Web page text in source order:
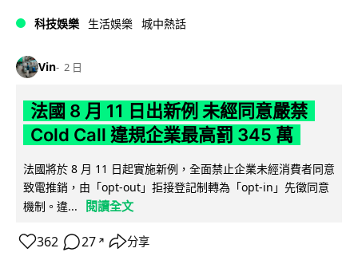
科技娛樂 生活娛樂 城中熱話
Vin 2 日
法國 8 月 11 日出新例 未經同意嚴禁
Cold Call 違規企業最高罰 345 萬
法國將於 8 月 11 日起實施新例，全面禁止企業未經消費者同意
致電推銷，由「opt-out」拒接登記制轉為「opt-in」先徵同意
機制。違...
閱讀全文
362 27 ↗ 分享